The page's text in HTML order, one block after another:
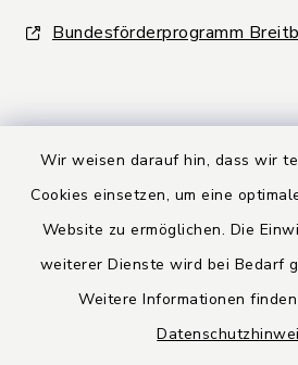
Wir weisen darauf hin, dass wir
Cookies einsetzen, um eine
Website zu ermöglichen. Die
weiterer Dienste wird bei Bedarf
Weitere Informationen
Bundesförderprogramm
Kontakt